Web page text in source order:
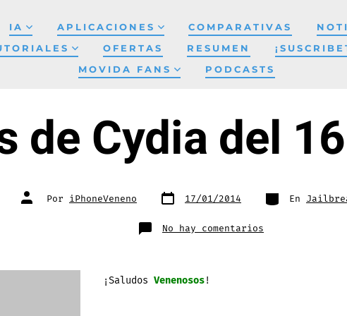
IA APLICACIONES COMPARATIVAS
OFERTAS RESUMEN
MOVIDA FANS
PODCASTS
de Cydia del
Autor
de Por iPhoneVeneno Fecha
de 17/01/2014 Categorías
En
No hay comentarios
Venenos
¡Saludos Venenosos!